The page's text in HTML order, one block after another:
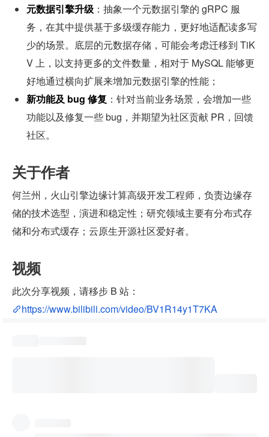
元数据引擎升级 ：抽象一个元数据引擎的 gRPC 服
务，在其中提供基于多级缓存能力，更好地适配读多写
少的场景。底层的元数据存储，可能会考虑迁移到 TiK
V 上，以支持更多的文件数量，相对于 MySQL 能够更
好地通过横向扩展来增加元数据引擎的性能；
新功能及 bug 修复 ：针对当前业务场景，会增加一些
功能以及修复一些 bug，并期望为社区贡献 PR，回馈
社区。
关于作者
何兰州，火山引擎边缘计算高级开发工程师，负责边缘存
储的技术选型，演进和稳定性；研究领域主要有分布式存
储和分布式缓存；云原生开源社区爱好者。
视频
此次分享视频，请移步 B 站：
https://www.bilibili.com/video/BV1R14y1T7KA